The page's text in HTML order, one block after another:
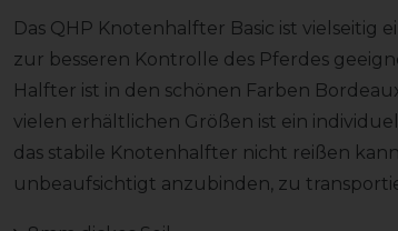
Das QHP Knotenhalfter Basic ist vielseitig
zur besseren Kontrolle des Pferdes
Halfter ist in den schönen Farben
vielen erhältlichen Größen ist ein
das stabile Knotenhalfter nicht reißen
unbeaufsichtigt anzubinden, zu